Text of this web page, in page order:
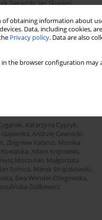
obtaining information about
Data, including cookies,
Privacy policy. Data are also
the browser configuration
Sieradzki,Jan Skupień,
Wolnik, Mariusz Wyleżoł,
Stats
Diabetes Poland
, Katarzyna Cypryk,
, Andrzej Gawrecki,
, Zbigniew Kalarus, Monika
, Adam Krętowski,
Moczulski, Małgorzata
Solnica, Marek Strączkowski,
, Ewa Wender-Ożegowska,
Ziółkiewicz